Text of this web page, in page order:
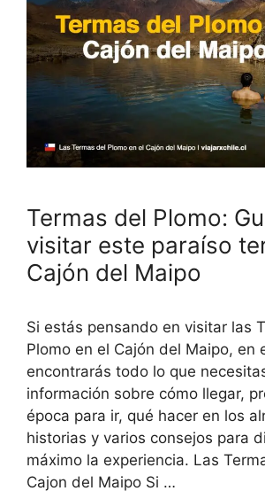
Termas del Plomo:
visitar este paraíso
Cajón del Maipo
Si estás pensando en visitar las
Plomo en el Cajón del Maipo, en
encontrarás todo lo que
información sobre cómo llegar,
época para ir, qué hacer en los
historias y varios consejos para
máximo la experiencia. Las
Cajon del Maipo Si …